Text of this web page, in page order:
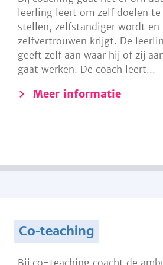
leerling leert om zelf doelen te
stellen, zelfstandiger wordt en
zelfvertrouwen krijgt. De
geeft zelf aan waar hij of zij
gaat werken. De coach leert...
Meer informatie
Co-teaching
Bij co-teaching coacht de